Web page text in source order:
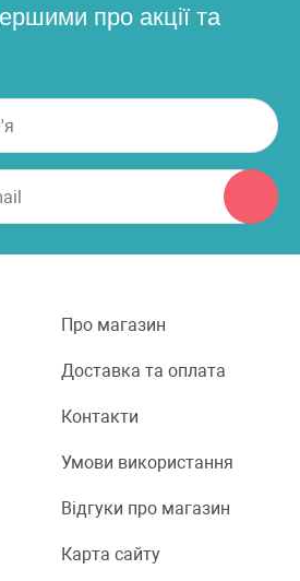
про акції та
Про магазин
Доставка та оплата
Контакти
Умови використання
Відгуки про магазин
Карта сайту